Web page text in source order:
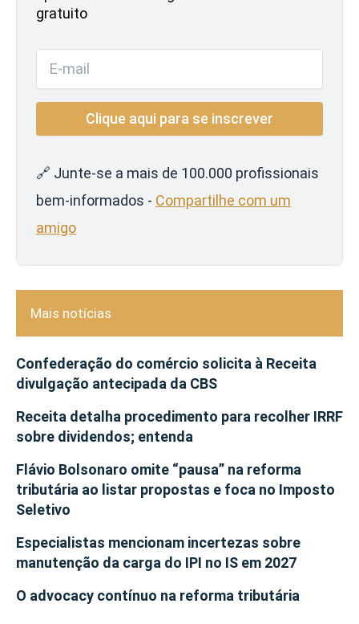
gratuito
🔗 Junte-se a mais de 100.000 profissionais
bem-informados - Compartilhe com um
amigo
Mais notícias
Confederação do comércio solicita à Receita
divulgação antecipada da CBS
Receita detalha procedimento para recolher IRRF
sobre dividendos; entenda
Flávio Bolsonaro omite “pausa” na reforma
tributária ao listar propostas e foca no Imposto
Seletivo
Especialistas mencionam incertezas sobre
manutenção da carga do IPI no IS em 2027
O advocacy contínuo na reforma tributária